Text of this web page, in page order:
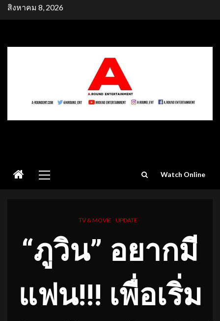
Skipสิงหาคม 8, 2026
Menu
Watch Online
TV & MOVIE UPDATE
“ภูวิน” อยากมี
แฟน!!! เพื่อเริ่ม